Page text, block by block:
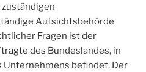
Aufsichtsbehörde
Fragen ist der
des Bundeslandes, in
Unternehmens befindet. Der